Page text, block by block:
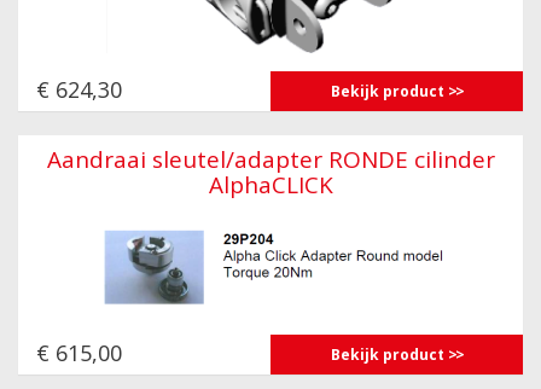
€ 624,30 Bekijk product
Aandraai sleutel/adapter RONDE cilinder
AlphaCLICK
€ 615,00 Bekijk product